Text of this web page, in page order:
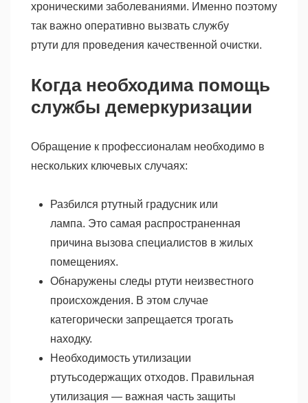
хроническими заболеваниями. Именно поэтому
так важно оперативно вызвать службу
ртути для проведения качественной очистки.
Когда необходима помощь
службы демеркуризации
Обращение к профессионалам необходимо в
нескольких ключевых случаях:
Разбился ртутный градусник или
лампа. Это самая распространенная
причина вызова специалистов в жилых
помещениях.
Обнаружены следы ртути неизвестного
происхождения. В этом случае
категорически запрещается трогать
находку.
Необходимость утилизации
ртутьсодержащих отходов. Правильная
утилизация — важная часть защиты